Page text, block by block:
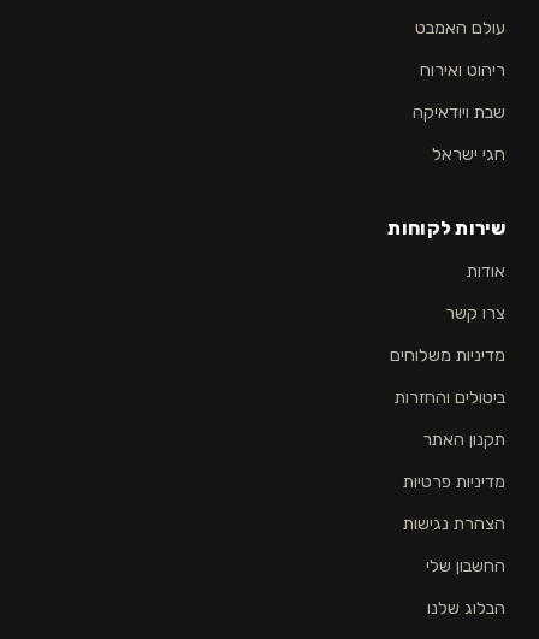
עולם האמבט
ריהוט ואירוח
שבת ויודאיקה
חגי ישראל
שירות לקוחות
אודות
צרו קשר
מדיניות משלוחים
ביטולים והחזרות
תקנון האתר
מדיניות פרטיות
הצהרת נגישות
החשבון שלי
הבלוג שלנו